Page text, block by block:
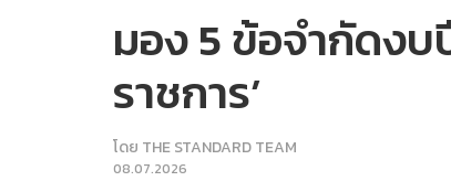
มอง 5 ข้อจำกัดงบ
ราชการ’
โดย THE STANDARD TEAM
08.07.2026